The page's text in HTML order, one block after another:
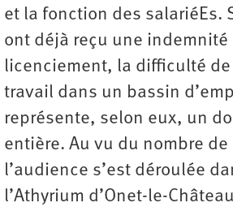
et la fonction des salariéEs.
ont déjà reçu une indemnité
licenciement, la difficulté de
travail dans un bassin
représente, selon eux, un
entière. Au vu du nombre
l’audience s’est déroulée
l’Athyrium d’Onet-le-